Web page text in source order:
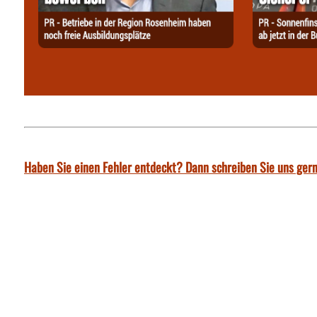
Haben Sie einen Fehler entdeckt? Dann schreiben Sie uns